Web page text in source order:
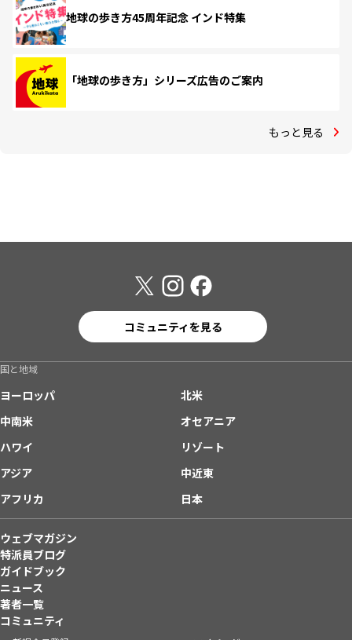
地球の歩き方45周年記念 インド特集
「地球の歩き方」シリーズ広告のご案内
もっと見る
コミュニティを見る
国と地域
ヨーロッパ
北米
中南米
オセアニア
ハワイ
リゾート
アジア
中近東
アフリカ
日本
ウェブマガジン
特派員ブログ
ガイドブック
ニュース
著者一覧
コミュニティ